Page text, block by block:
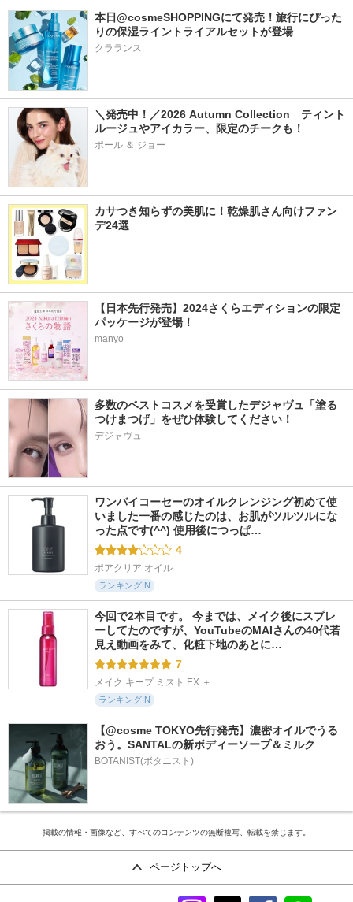
本日@cosmeSHOPPINGにて発売！旅行にぴった
りの保湿ライントライアルセットが登場
クラランス
＼発売中！／2026 Autumn Collection　ティント
ルージュやアイカラー、限定のチークも！
ポール ＆ ジョー
カサつき知らずの美肌に！乾燥肌さん向けファン
デ24選
【日本先行発売】2024さくらエディションの限定
パッケージが登場！
manyo
多数のベストコスメを受賞したデジャヴュ「塗る
つけまつげ」をぜひ体験してください！
デジャヴュ
ワンバイコーセーのオイルクレンジング初めて使
いました一番の感じたのは、お肌がツルツルにな
った点です(^^) 使用後につっぱ…
4
ポアクリア オイル
ランキングIN
今回で2本目です。 今までは、メイク後にスプレ
ーしてたのですが、YouTubeのMAIさんの40代若
見え動画をみて、化粧下地のあとに…
7
メイク キープ ミスト EX ＋
ランキングIN
【@cosme TOKYO先行発売】濃密オイルでうる
おう。SANTALの新ボディーソープ＆ミルク
BOTANIST(ボタニスト)
掲載の情報・画像など、すべてのコンテンツの無断複写、転載を禁じます。
ページトップへ